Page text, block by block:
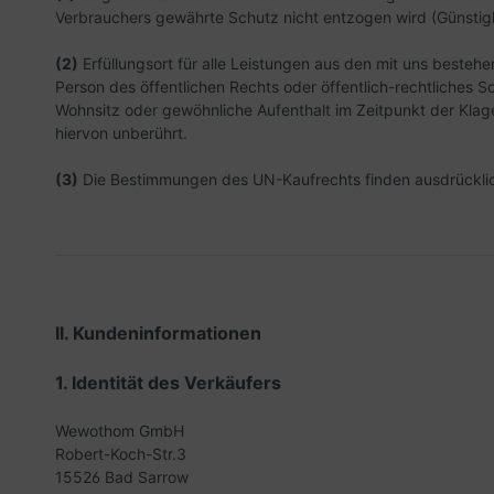
Verbrauchers gewährte Schutz nicht entzogen wird
(2) Erfüllungsort für alle Leistungen aus den mit uns
Person des öffentlichen Rechts oder öffentlich-rechtliches
Wohnsitz oder gewöhnliche Aufenthalt im Zeitpunkt der
hiervon unberührt.
(3) Die Bestimmungen des UN-Kaufrechts finden
II. Kundeninformationen
1. Identität des Verkäufers
Wewothom GmbH
Robert-Koch-Str.3
15526 Bad Sarrow